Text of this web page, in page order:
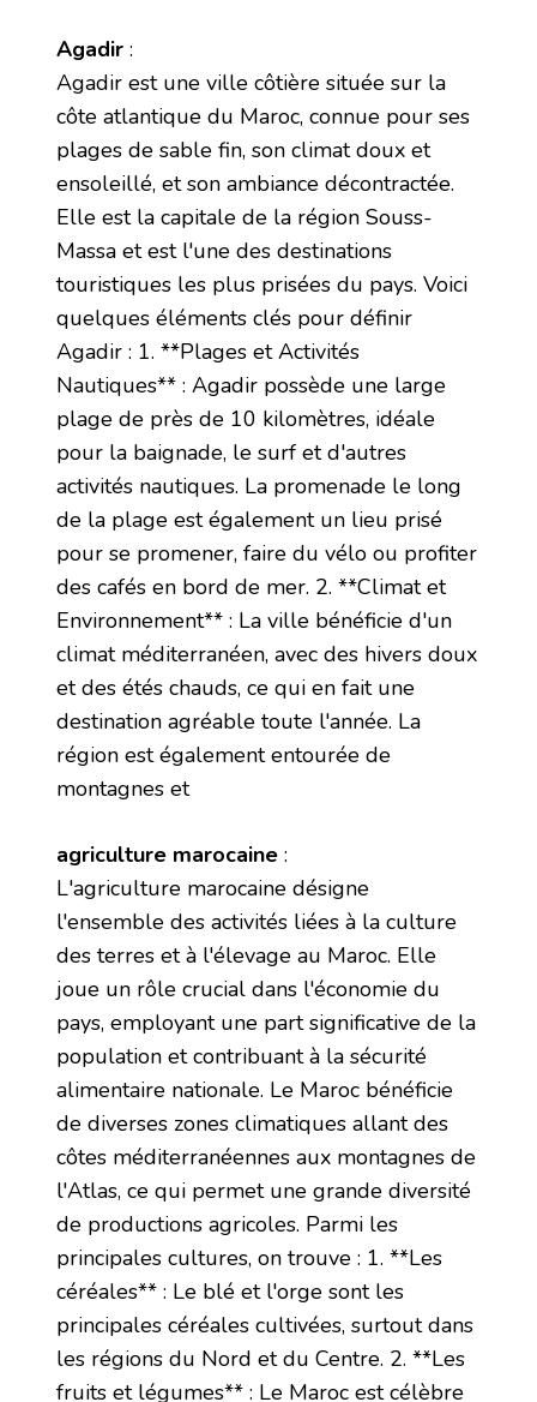
Agadir :
Agadir est une ville côtière située sur la
côte atlantique du Maroc, connue pour ses
plages de sable fin, son climat doux et
ensoleillé, et son ambiance décontractée.
Elle est la capitale de la région Souss-
Massa et est l'une des destinations
touristiques les plus prisées du pays. Voici
quelques éléments clés pour définir
Agadir : 1. **Plages et Activités
Nautiques** : Agadir possède une large
plage de près de 10 kilomètres, idéale
pour la baignade, le surf et d'autres
activités nautiques. La promenade le long
de la plage est également un lieu prisé
pour se promener, faire du vélo ou profiter
des cafés en bord de mer. 2. **Climat et
Environnement** : La ville bénéficie d'un
climat méditerranéen, avec des hivers doux
et des étés chauds, ce qui en fait une
destination agréable toute l'année. La
région est également entourée de
montagnes et
agriculture marocaine :
L'agriculture marocaine désigne
l'ensemble des activités liées à la culture
des terres et à l'élevage au Maroc. Elle
joue un rôle crucial dans l'économie du
pays, employant une part significative de la
population et contribuant à la sécurité
alimentaire nationale. Le Maroc bénéficie
de diverses zones climatiques allant des
côtes méditerranéennes aux montagnes de
l'Atlas, ce qui permet une grande diversité
de productions agricoles. Parmi les
principales cultures, on trouve : 1. **Les
céréales** : Le blé et l'orge sont les
principales céréales cultivées, surtout dans
les régions du Nord et du Centre. 2. **Les
fruits et légumes** : Le Maroc est célèbre